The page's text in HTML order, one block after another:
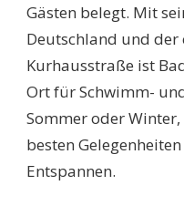
Gästen belegt. Mit
Deutschland und
Kurhausstraße ist
Ort für Schwimm-
Sommer oder
besten
Entspannen.